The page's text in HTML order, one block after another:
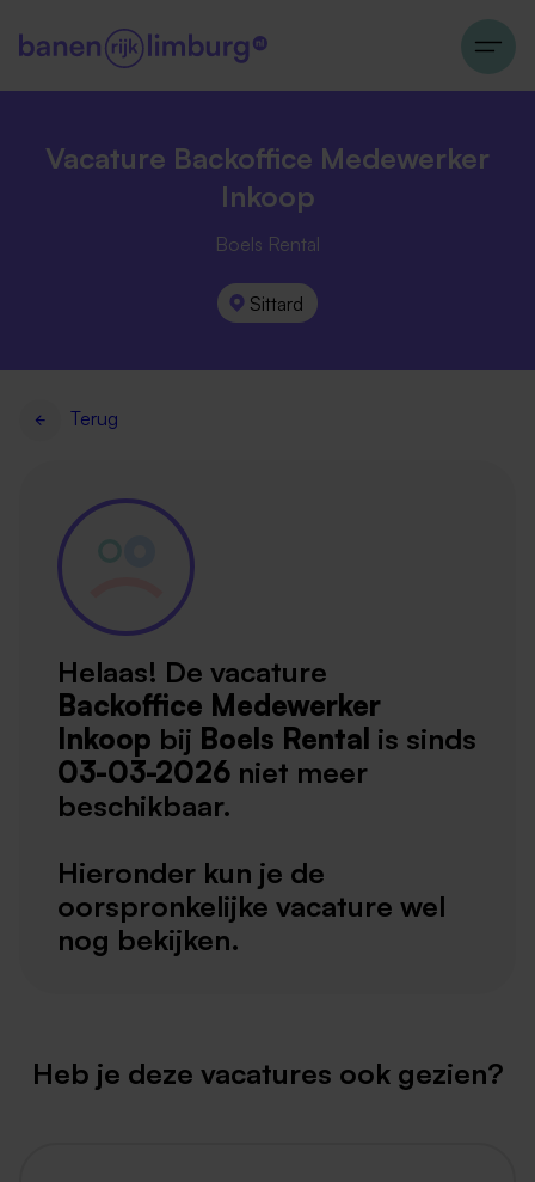
Vacature Backoffice Medewerker
Inkoop
Boels Rental
Sittard
Terug
Helaas! De vacature
Backoffice Medewerker
Inkoop bij Boels Rental is sinds
03-03-2026 niet meer
beschikbaar.
Hieronder kun je de
oorspronkelijke vacature wel
nog bekijken.
Heb je deze vacatures ook gezien?